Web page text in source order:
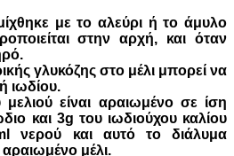
με το αλεύρι ή το άμυλο
στην αρχή, και όταν
γλυκόζης στο μέλι μπορεί να
ιωδίου.
είναι αραιωμένο σε ίση
και 3g του ιωδιούχου καλίου
νερού και αυτό το διάλυμα
αραιωμένο μέλι.